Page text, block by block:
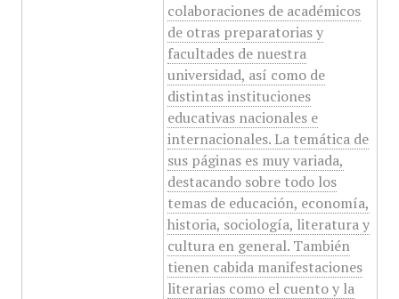
colaboraciones de académicos
de otras preparatorias y
facultades de nuestra
universidad, así como de
distintas instituciones
educativas nacionales e
internacionales. La temática de
sus páginas es muy variada,
destacando sobre todo los
temas de educación, economía,
historia, sociología, literatura y
cultura en general. También
tienen cabida manifestaciones
literarias como el cuento y la